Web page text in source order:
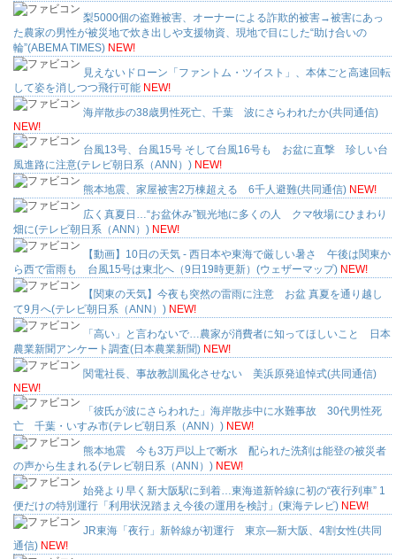
梨5000個の盗難被害、オーナーによる詐欺的被害→被害にあっ
た農家の男性が被災地で炊き出しや支援物資、現地で目にした“助け合いの
輪”(ABEMA TIMES) NEW!
見えないドローン「ファントム・ツイスト」、本体ごと高速回転
して姿を消しつつ飛行可能 NEW!
海岸散歩の38歳男性死亡、千葉 波にさらわれたか(共同通信)
NEW!
台風13号、台風15号 そして台風16号も お盆に直撃 珍しい台
風進路に注意(テレビ朝日系（ANN）) NEW!
熊本地震、家屋被害2万棟超える 6千人避難(共同通信) NEW!
広く真夏日…“お盆休み”観光地に多くの人 クマ牧場にひまわり
畑に(テレビ朝日系（ANN）) NEW!
【動画】10日の天気 - 西日本や東海で厳しい暑さ 午後は関東か
ら西で雷雨も 台風15号は東北へ（9日19時更新）(ウェザーマップ) NEW!
【関東の天気】今夜も突然の雷雨に注意 お盆 真夏を通り越し
て9月へ(テレビ朝日系（ANN）) NEW!
「高い」と言わないで…農家が消費者に知ってほしいこと 日本
農業新聞アンケート調査(日本農業新聞) NEW!
関電社長、事故教訓風化させない 美浜原発追悼式(共同通信)
NEW!
「彼氏が波にさらわれた」海岸散歩中に水難事故 30代男性死
亡 千葉・いすみ市(テレビ朝日系（ANN）) NEW!
熊本地震 今も3万戸以上で断水 配られた洗剤は能登の被災者
の声から生まれる(テレビ朝日系（ANN）) NEW!
始発より早く新大阪駅に到着…東海道新幹線に初の“夜行列車” 1
便だけの特別運行「利用状況踏まえ今後の運用を検討」(東海テレビ) NEW!
JR東海「夜行」新幹線が初運行 東京―新大阪、4割女性(共同
通信) NEW!